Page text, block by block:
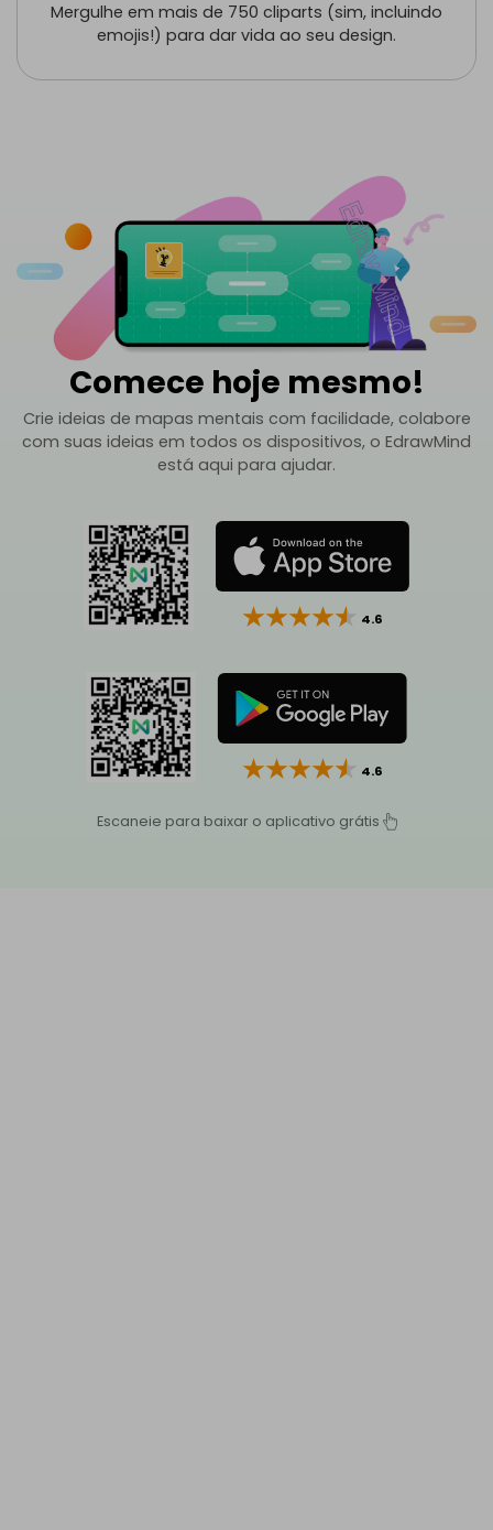
Mergulhe em mais de 750 cliparts (sim, incluindo
emojis!) para dar vida ao seu design.
Comece hoje mesmo!
Crie ideias de mapas mentais com facilidade, colabore
com suas ideias em todos os dispositivos, o EdrawMind
está aqui para ajudar.
4.6
4.6
Escaneie para baixar o aplicativo grátis